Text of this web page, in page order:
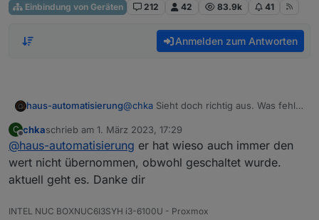
Einbindung von Geräten 212 42 83.9k 41
Anmelden zum Antworten
haus-automatisierung@chka Sieht doch richtig aus. Was fehlt
bestätigt.
C
Offline
chkaschrieb am 1. März 2023, 17:29
zuletzt editiert von
@haus-automatisierung er hat wieso auch immer den
wert nicht übernommen, obwohl geschaltet wurde.
aktuell geht es. Danke dir
INTEL NUC BOXNUC6I3SYH i3-6100U - Proxmox